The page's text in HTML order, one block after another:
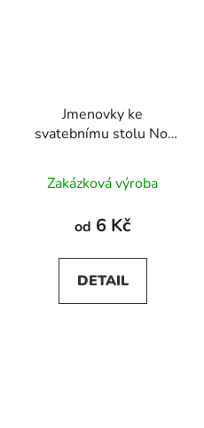
Jmenovky ke
svatebnímu stolu No.
Zakázková výroba
od 6 Kč
DETAIL